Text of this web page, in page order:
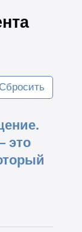
Сбросить
это